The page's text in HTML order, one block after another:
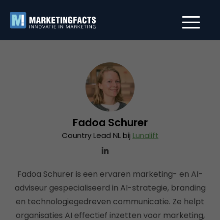
Fadoa Schurer
Country Lead NL bij Lunalift
Fadoa Schurer is een ervaren marketing- en AI-
adviseur gespecialiseerd in AI-strategie, branding
en technologiegedreven communicatie. Ze helpt
organisaties AI effectief inzetten voor marketing,